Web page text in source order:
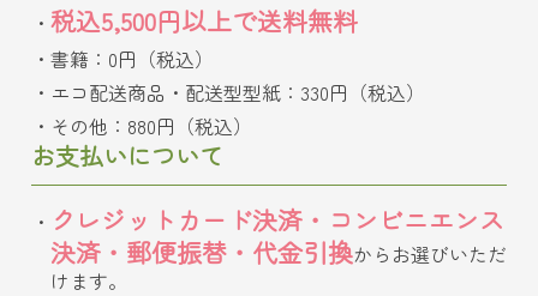
税込5,500円以上で送料無料
書籍：0円（税込）
エコ配送商品・配送型型紙：330円（税込）
その他：880円（税込）
お支払いについて
クレジットカード決済・コンビニエンス
決済・郵便振替・代金引換からお選びいただ
けます。